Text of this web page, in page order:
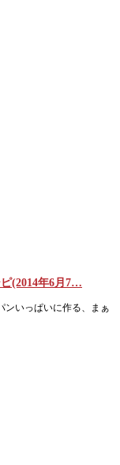
(2014年6月7…
ンいっぱいに作る、まぁ